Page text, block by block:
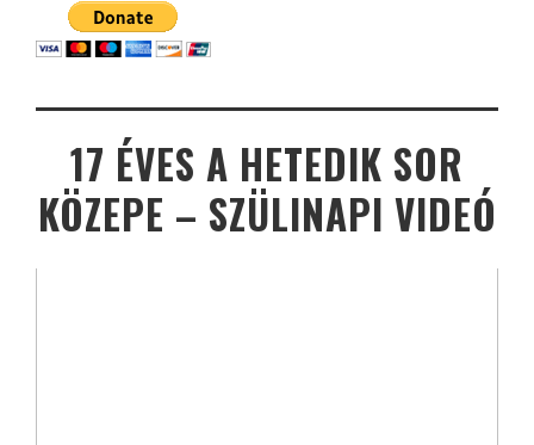
17 ÉVES A HETEDIK SOR
KÖZEPE – SZÜLINAPI VIDEÓ